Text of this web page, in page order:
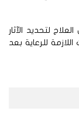
الآثار
للرعاية بعد